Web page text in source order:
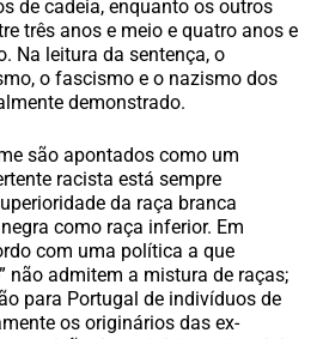
de cadeia, enquanto os outros
três anos e meio e quatro anos e
Na leitura da sentença, o
o fascismo e o nazismo dos
demonstrado.
são apontados como um
racista está sempre
da raça branca
como raça inferior. Em
com uma política a que
não admitem a mistura de raças;
para Portugal de indivíduos de
os originários das ex-